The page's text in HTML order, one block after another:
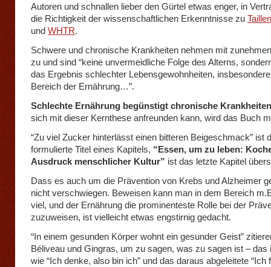
Autoren und schnallen lieber den Gürtel etwas enger, in
die Richtigkeit der wissenschaftlichen Erkenntnisse zu
und WHTR.
Schwere und chronische Krankheiten nehmen mit
zu und sind “keine unvermeidliche Folge des Alterns,
das Ergebnis schlechter Lebensgewohnheiten,
Bereich der Ernährung…”.
Schlechte Ernährung begünstigt chronische Krankheiten
sich mit dieser Kernthese anfreunden kann, wird das Buch
“Zu viel Zucker hinterlässt einen bitteren Beigeschmack” ist
formulierte Titel eines Kapitels, “Essen, um zu leben:
Ausdruck menschlicher Kultur” ist das letzte Kapitel
Dass es auch um die Prävention von Krebs und Alzheimer
nicht verschwiegen. Beweisen kann man in dem Bereich
viel, und der Ernährung die prominenteste Rolle bei der
zuzuweisen, ist vielleicht etwas engstirnig gedacht.
“In einem gesunden Körper wohnt ein gesunder Geist”
Béliveau und Gingras, um zu sagen, was zu sagen ist – das
wie “Ich denke, also bin ich” und das daraus abgeleitete “Ich